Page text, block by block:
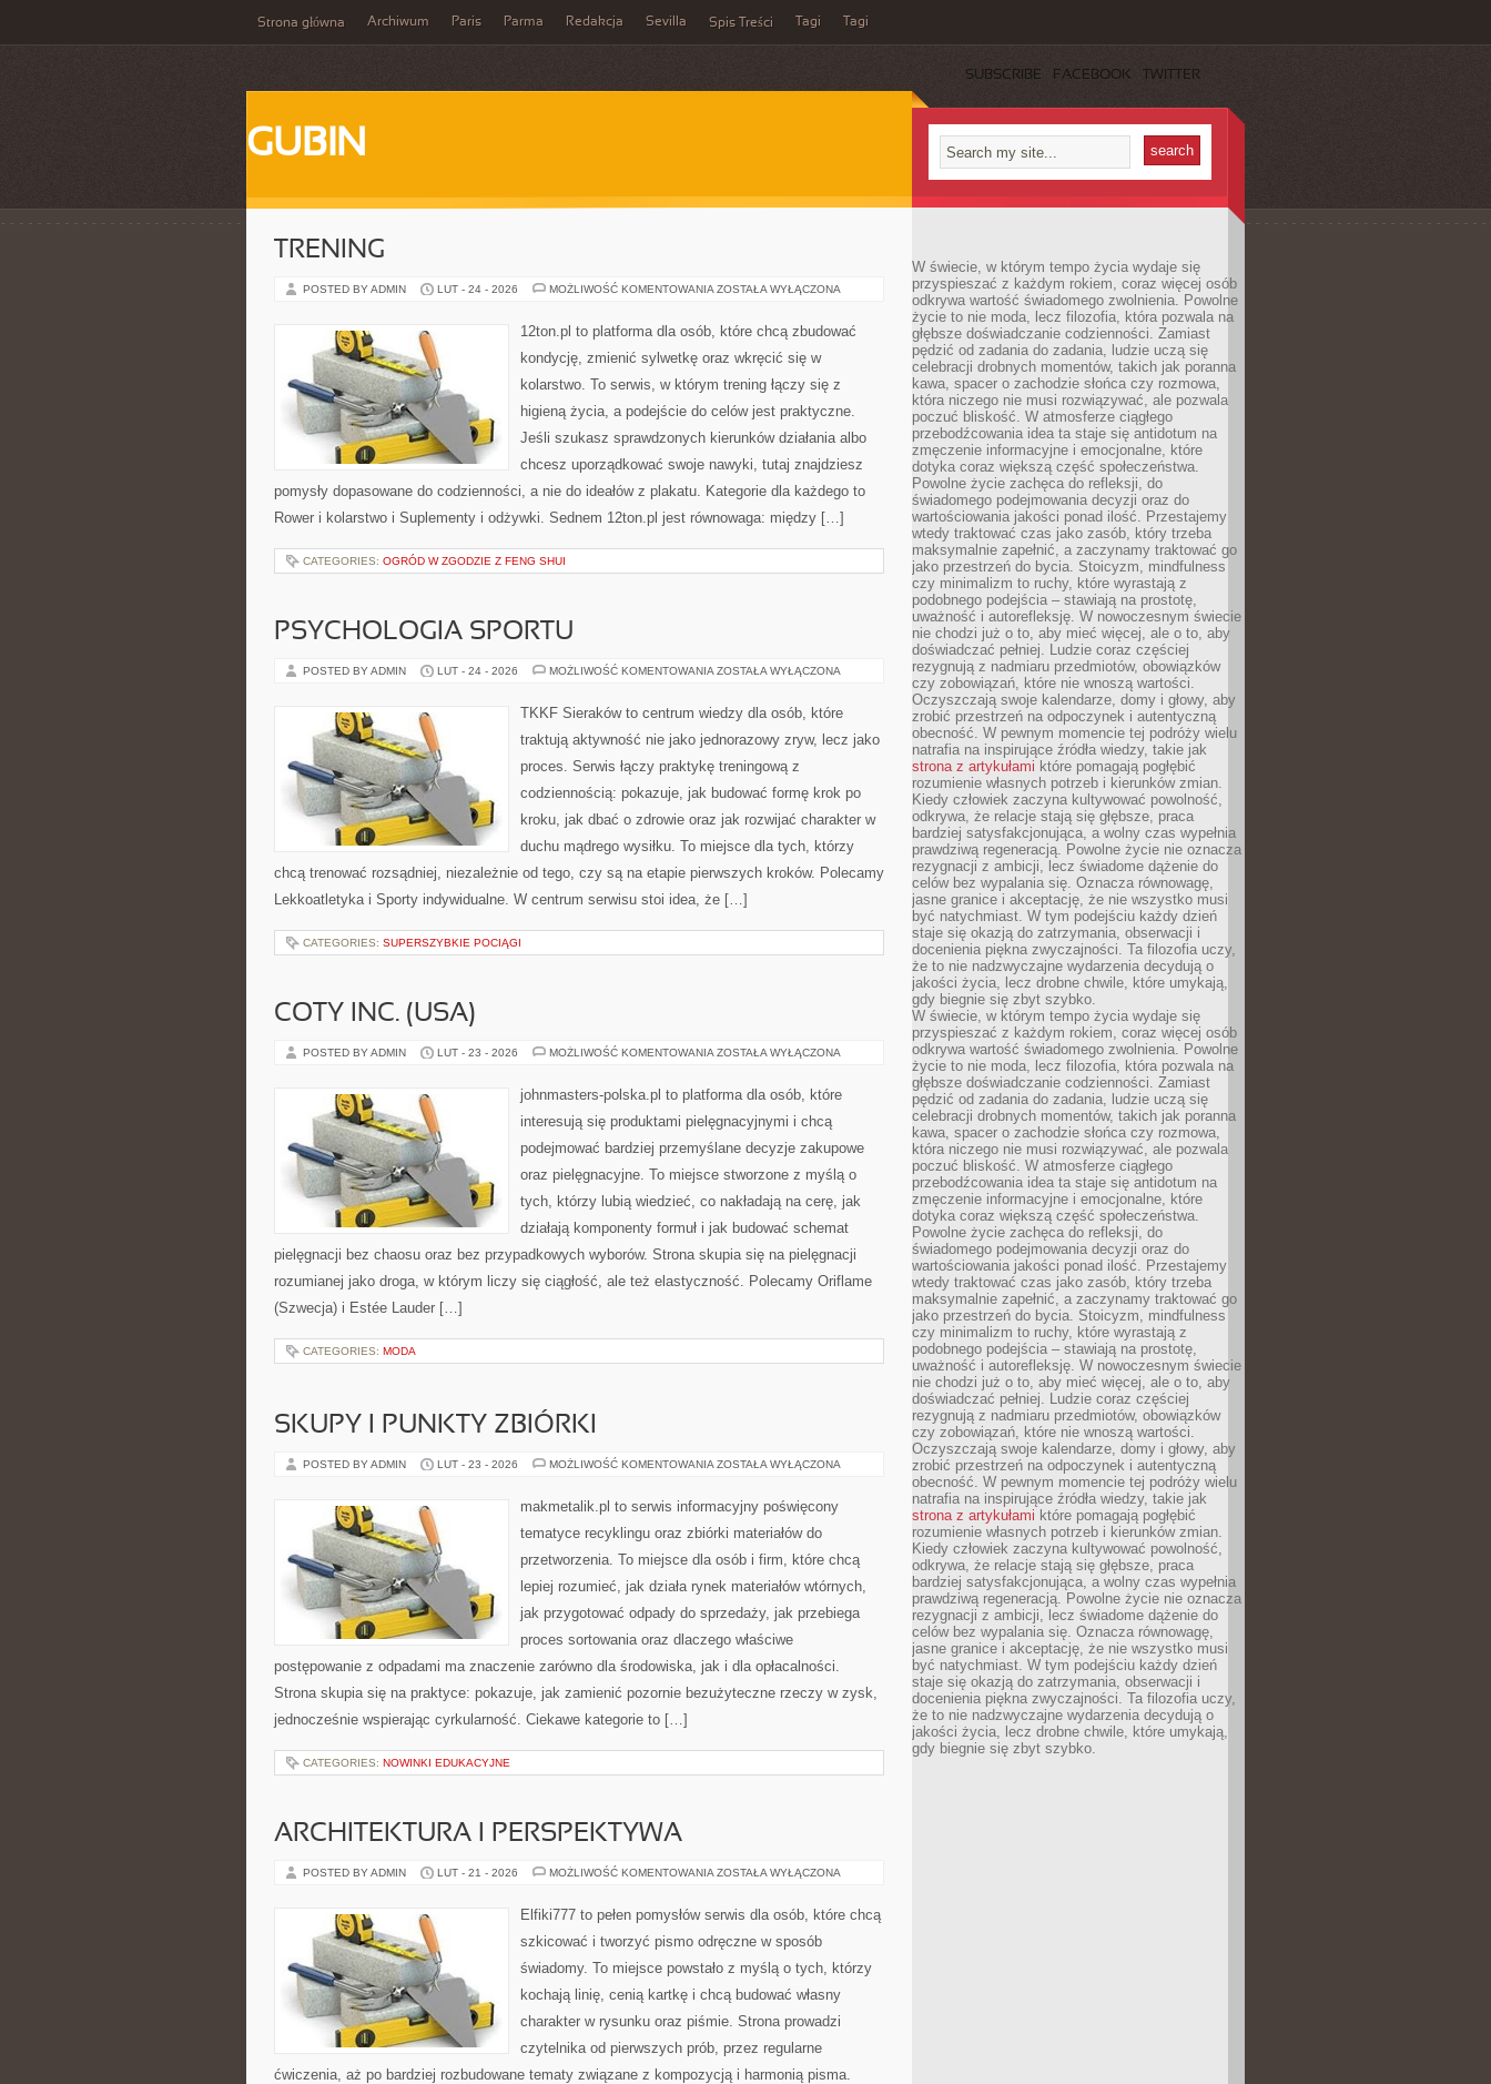
Strona główna Archiwum Paris Parma Redakcja Sevilla Spis Treści Tagi Tagi
SUBSCRIBE FACEBOOK TWITTER
GUBIN
TRENING
POSTED BY ADMIN LUT - 24 - 2026 MOŻLIWOŚĆ KOMENTOWANIA TRENING
ZOSTAŁA WYŁĄCZONA
12ton.pl to platforma dla osób, które chcą zbudować
kondycję, zmienić sylwetkę oraz wkręcić się w
kolarstwo. To serwis, w którym trening łączy się z
higieną życia, a podejście do celów jest praktyczne.
Jeśli szukasz sprawdzonych kierunków działania albo
chcesz uporządkować swoje nawyki, tutaj znajdziesz
pomysły dopasowane do codzienności, a nie do ideałów z plakatu. Kategorie dla każdego to
Rower i kolarstwo i Suplementy i odżywki. Sednem 12ton.pl jest równowaga: między […]
CATEGORIES: OGRÓD W ZGODZIE Z FENG SHUI
PSYCHOLOGIA SPORTU
POSTED BY ADMIN LUT - 24 - 2026 MOŻLIWOŚĆ KOMENTOWANIA PSYCHOLOGIA
ZOSTAŁA WYŁĄCZONA
TKKF Sieraków to centrum wiedzy dla osób, które
traktują aktywność nie jako jednorazowy zryw, lecz jako
proces. Serwis łączy praktykę treningową z
codziennością: pokazuje, jak budować formę krok po
kroku, jak dbać o zdrowie oraz jak rozwijać charakter w
duchu mądrego wysiłku. To miejsce dla tych, którzy
chcą trenować rozsądniej, niezależnie od tego, czy są na etapie pierwszych kroków. Polecamy
Lekkoatletyka i Sporty indywidualne. W centrum serwisu stoi idea, że […]
CATEGORIES: SUPERSZYBKIE POCIĄGI
COTY INC. (USA)
POSTED BY ADMIN LUT - 23 - 2026 MOŻLIWOŚĆ KOMENTOWANIA COTY
ZOSTAŁA WYŁĄCZONA
johnmasters-polska.pl to platforma dla osób, które
interesują się produktami pielęgnacyjnymi i chcą
podejmować bardziej przemyślane decyzje zakupowe
oraz pielęgnacyjne. To miejsce stworzone z myślą o
tych, którzy lubią wiedzieć, co nakładają na cerę, jak
działają komponenty formuł i jak budować schemat
pielęgnacji bez chaosu oraz bez przypadkowych wyborów. Strona skupia się na pielęgnacji
rozumianej jako droga, w którym liczy się ciągłość, ale też elastyczność. Polecamy Oriflame
(Szwecja) i Estée Lauder […]
CATEGORIES: MODA
SKUPY I PUNKTY ZBIÓRKI
POSTED BY ADMIN LUT - 23 - 2026 MOŻLIWOŚĆ KOMENTOWANIA SKUPY
ZBIÓRKI
ZOSTAŁA WYŁĄCZONA
makmetalik.pl to serwis informacyjny poświęcony
tematyce recyklingu oraz zbiórki materiałów do
przetworzenia. To miejsce dla osób i firm, które chcą
lepiej rozumieć, jak działa rynek materiałów wtórnych,
jak przygotować odpady do sprzedaży, jak przebiega
proces sortowania oraz dlaczego właściwe
postępowanie z odpadami ma znaczenie zarówno dla środowiska, jak i dla opłacalności.
Strona skupia się na praktyce: pokazuje, jak zamienić pozornie bezużyteczne rzeczy w zysk,
jednocześnie wspierając cyrkularność. Ciekawe kategorie to […]
CATEGORIES: NOWINKI EDUKACYJNE
ARCHITEKTURA I PERSPEKTYWA
POSTED BY ADMIN LUT - 21 - 2026 MOŻLIWOŚĆ KOMENTOWANIA ARCHITEKTURA
ZOSTAŁA WYŁĄCZONA
Elfiki777 to pełen pomysłów serwis dla osób, które chcą
szkicować i tworzyć pismo odręczne w sposób
świadomy. To miejsce powstało z myślą o tych, którzy
kochają linię, cenią kartkę i chcą budować własny
charakter w rysunku oraz piśmie. Strona prowadzi
czytelnika od pierwszych prób, przez regularne
ćwiczenia, aż po bardziej rozbudowane tematy związane z kompozycją i harmonią pisma.
W świecie, w którym tempo życia wydaje się
przyspieszać z każdym rokiem, coraz więcej osób
odkrywa wartość świadomego zwolnienia. Powolne
życie to nie moda, lecz filozofia, która pozwala na
głębsze doświadczanie codzienności. Zamiast
pędzić od zadania do zadania, ludzie uczą się
celebracji drobnych momentów, takich jak poranna
kawa, spacer o zachodzie słońca czy rozmowa,
która niczego nie musi rozwiązywać, ale pozwala
poczuć bliskość. W atmosferze ciągłego
przebodźcowania idea ta staje się antidotum na
zmęczenie informacyjne i emocjonalne, które
dotyka coraz większą część społeczeństwa.
Powolne życie zachęca do refleksji, do
świadomego podejmowania decyzji oraz do
wartościowania jakości ponad ilość. Przestajemy
wtedy traktować czas jako zasób, który trzeba
maksymalnie zapełnić, a zaczynamy traktować go
jako przestrzeń do bycia. Stoicyzm, mindfulness
czy minimalizm to ruchy, które wyrastają z
podobnego podejścia – stawiają na prostotę,
uważność i autorefleksję. W nowoczesnym świecie
nie chodzi już o to, aby mieć więcej, ale o to, aby
doświadczać pełniej. Ludzie coraz częściej
rezygnują z nadmiaru przedmiotów, obowiązków
czy zobowiązań, które nie wnoszą wartości.
Oczyszczają swoje kalendarze, domy i głowy, aby
zrobić przestrzeń na odpoczynek i autentyczną
obecność. W pewnym momencie tej podróży wielu
natrafia na inspirujące źródła wiedzy, takie jak
strona z artykułami które pomagają pogłębić
rozumienie własnych potrzeb i kierunków zmian.
Kiedy człowiek zaczyna kultywować powolność,
odkrywa, że relacje stają się głębsze, praca
bardziej satysfakcjonująca, a wolny czas wypełnia
prawdziwą regeneracją. Powolne życie nie oznacza
rezygnacji z ambicji, lecz świadome dążenie do
celów bez wypalania się. Oznacza równowagę,
jasne granice i akceptację, że nie wszystko musi
być natychmiast. W tym podejściu każdy dzień
staje się okazją do zatrzymania, obserwacji i
docenienia piękna zwyczajności. Ta filozofia uczy,
że to nie nadzwyczajne wydarzenia decydują o
jakości życia, lecz drobne chwile, które umykają,
gdy biegnie się zbyt szybko.
W świecie, w którym tempo życia wydaje się
przyspieszać z każdym rokiem, coraz więcej osób
odkrywa wartość świadomego zwolnienia. Powolne
życie to nie moda, lecz filozofia, która pozwala na
głębsze doświadczanie codzienności. Zamiast
pędzić od zadania do zadania, ludzie uczą się
celebracji drobnych momentów, takich jak poranna
kawa, spacer o zachodzie słońca czy rozmowa,
która niczego nie musi rozwiązywać, ale pozwala
poczuć bliskość. W atmosferze ciągłego
przebodźcowania idea ta staje się antidotum na
zmęczenie informacyjne i emocjonalne, które
dotyka coraz większą część społeczeństwa.
Powolne życie zachęca do refleksji, do
świadomego podejmowania decyzji oraz do
wartościowania jakości ponad ilość. Przestajemy
wtedy traktować czas jako zasób, który trzeba
maksymalnie zapełnić, a zaczynamy traktować go
jako przestrzeń do bycia. Stoicyzm, mindfulness
czy minimalizm to ruchy, które wyrastają z
podobnego podejścia – stawiają na prostotę,
uważność i autorefleksję. W nowoczesnym świecie
nie chodzi już o to, aby mieć więcej, ale o to, aby
doświadczać pełniej. Ludzie coraz częściej
rezygnują z nadmiaru przedmiotów, obowiązków
czy zobowiązań, które nie wnoszą wartości.
Oczyszczają swoje kalendarze, domy i głowy, aby
zrobić przestrzeń na odpoczynek i autentyczną
obecność. W pewnym momencie tej podróży wielu
natrafia na inspirujące źródła wiedzy, takie jak
strona z artykułami które pomagają pogłębić
rozumienie własnych potrzeb i kierunków zmian.
Kiedy człowiek zaczyna kultywować powolność,
odkrywa, że relacje stają się głębsze, praca
bardziej satysfakcjonująca, a wolny czas wypełnia
prawdziwą regeneracją. Powolne życie nie oznacza
rezygnacji z ambicji, lecz świadome dążenie do
celów bez wypalania się. Oznacza równowagę,
jasne granice i akceptację, że nie wszystko musi
być natychmiast. W tym podejściu każdy dzień
staje się okazją do zatrzymania, obserwacji i
docenienia piękna zwyczajności. Ta filozofia uczy,
że to nie nadzwyczajne wydarzenia decydują o
jakości życia, lecz drobne chwile, które umykają,
gdy biegnie się zbyt szybko.